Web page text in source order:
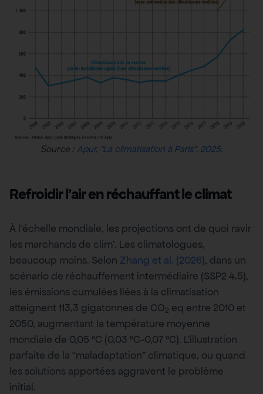
Source : Apur, “La climatisation à Paris”, 2025.
Refroidir l’air en réchauffant le climat
À l’échelle mondiale, les projections ont de quoi ravir
les marchands de clim’. Les climatologues,
beaucoup moins. Selon Zhang et al. (2026), dans un
scénario de réchauffement intermédiaire (SSP2 4.5),
les émissions cumulées liées à la climatisation
atteignent 113,3 gigatonnes de CO2 eq entre 2010 et
2050, augmentant la température moyenne
mondiale de 0,05 °C (0,03 °C-0,07 °C). L’illustration
parfaite de la “maladaptation” climatique, ou quand
les solutions apportées aggravent le problème
initial.